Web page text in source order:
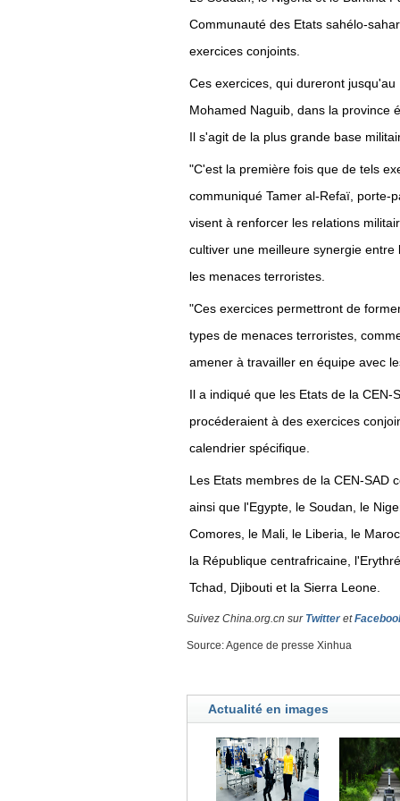
Communauté des Etats sahélo-
exercices conjoints.
Ces exercices, qui dureront
Mohamed Naguib, dans la province
Il s'agit de la plus grande base
"C'est la première fois que de tels
communiqué Tamer al-Refaï, porte-
visent à renforcer les relations
cultiver une meilleure synergie
les menaces terroristes.
"Ces exercices permettront de
types de menaces terroristes,
amener à travailler en équipe avec
Il a indiqué que les Etats de la
procéderaient à des exercices
calendrier spécifique.
Les Etats membres de la CEN-SAD
ainsi que l'Egypte, le Soudan, le
Comores, le Mali, le Liberia, le
la République centrafricaine,
Tchad, Djibouti et la Sierra Leone.
Suivez China.org.cn sur Twitteret
Source: Agence de presse Xinhua